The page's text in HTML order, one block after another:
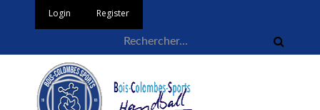
Login Register